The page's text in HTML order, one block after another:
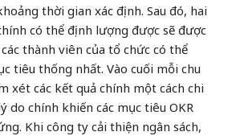
thời gian xác định. Sau đó, hai
có thể định lượng được sẽ được
thành viên của tổ chức có thể
tiêu thống nhất. Vào cuối mỗi chu
xét các kết quả chính một cách chi
do chính khiến các mục tiêu OKR
Khi công ty cải thiện ngân sách,